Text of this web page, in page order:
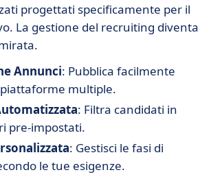
progettati specificamente per il
La gestione del recruiting diventa
Annunci: Pubblica facilmente
multiple.
: Filtra candidati in
pre-impostati.
: Gestisci le fasi di
le tue esigenze.